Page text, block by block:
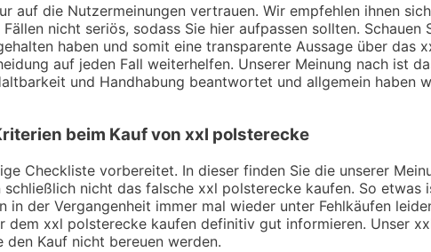
auf die Nutzermeinungen vertrauen. Wir empfehlen ihnen
nicht seriös, sodass Sie hier aufpassen sollten. Schauen
haben und somit eine transparente Aussage über
auf jeden Fall weiterhelfen. Unserer Meinung nach ist
und Handhabung beantwortet und allgemein
beim Kauf von xxl polsterecke
Checkliste vorbereitet. In dieser finden Sie die unserer
schließlich nicht das falsche xxl polsterecke kaufen. So
in der Vergangenheit immer mal wieder unter Fehlkäufen
dem xxl polsterecke kaufen definitiv gut informieren. Unser
den Kauf nicht bereuen werden.